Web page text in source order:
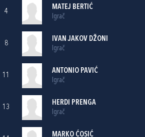
4
MATEJ BERTIĆ
Igrač
8
IVAN JAKOV DŽONI
Igrač
11
ANTONIO PAVIĆ
Igrač
13
HERDI PRENGA
Igrač
MARKO ĆOSIĆ